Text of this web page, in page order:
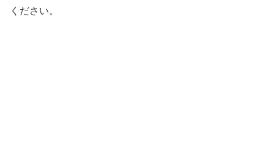
ください。